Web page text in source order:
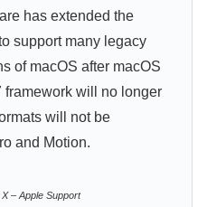
has extended the
support many legacy
of macOS after macOS
framework will no longer
will not be
and Motion.
– Apple Support